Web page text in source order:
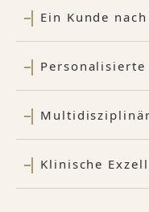
Ein Kunde
Klinische